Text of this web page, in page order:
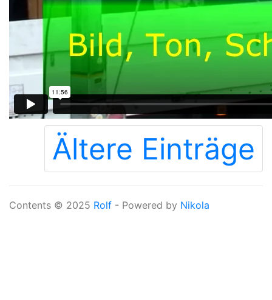
Ältere Einträge
Contents © 2025 Rolf - Powered by Nikola